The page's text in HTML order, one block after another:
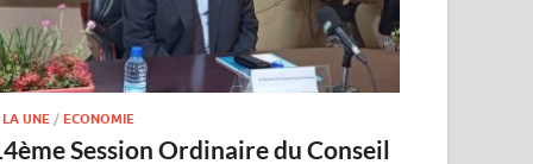
DIVERS
à Kanadjiguila (Bamako): un
en commun a pris le feu.
UNE /ECONOMIE
Session Ordinaire du Conseil